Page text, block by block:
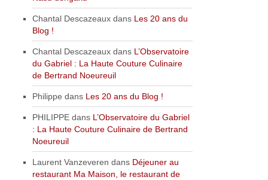
Chantal Descazeaux dans Les 20 ans du
Blog !
Chantal Descazeaux dans L’Observatoire
du Gabriel : La Haute Couture Culinaire
de Bertrand Noeureuil
Philippe dans Les 20 ans du Blog !
PHILIPPE dans L’Observatoire du Gabriel
: La Haute Couture Culinaire de Bertrand
Noeureuil
Laurent Vanzeveren dans Déjeuner au
restaurant Ma Maison, le restaurant de